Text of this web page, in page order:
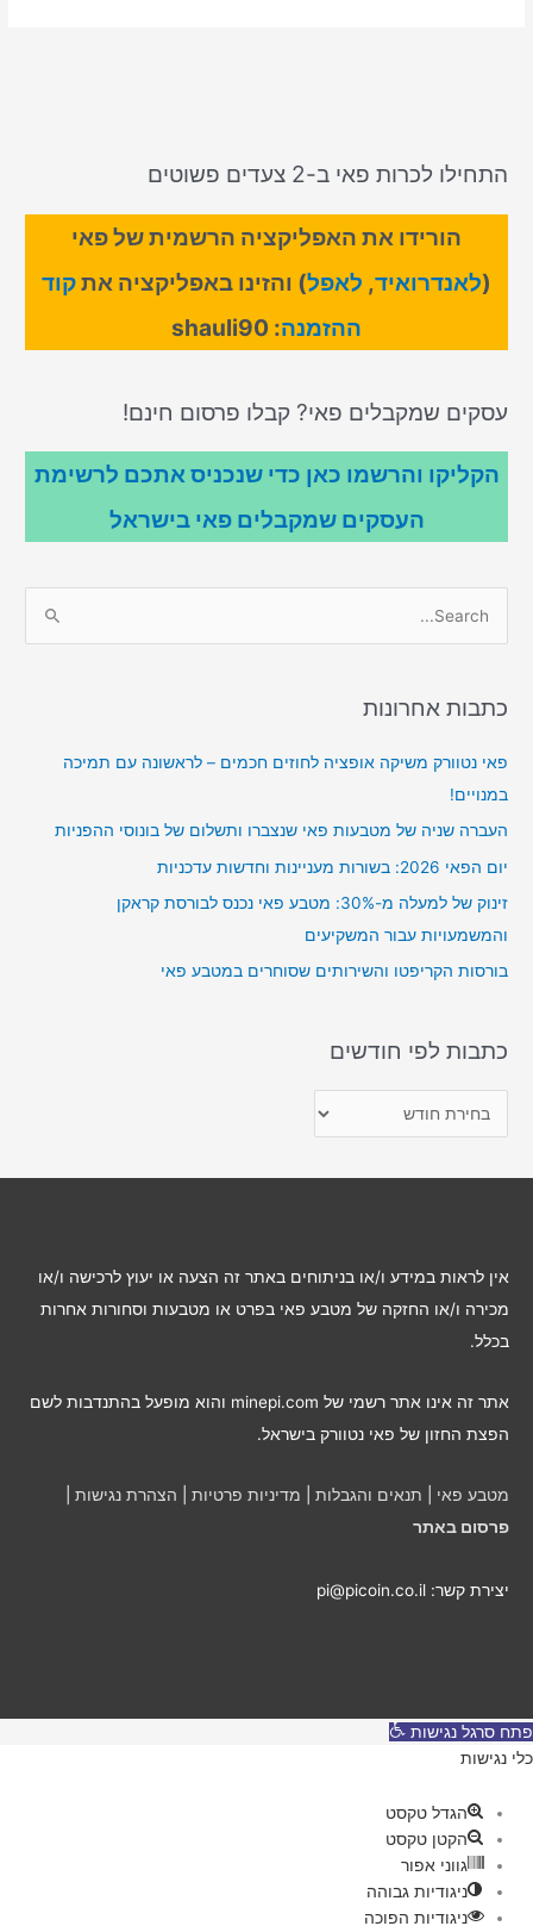
התחילו לכרות פאי ב-2 צעדים פשוטים
הורידו את האפליקציה הרשמית של פאי
(לאנדרואיד, לאפל) והזינו באפליקציה אתקוד
ההזמנה: shauli90
עסקים שמקבלים פאי? קבלו פרסום חינם!
הקליקו והרשמו כאן כדי שנכניס אתכם לרשימת
העסקים שמקבלים פאי בישראל
r
h
f
o
r
כתבות אחרונות
פאי נטוורק משיקה אופציה לחוזים חכמים – לראשונה עם תמיכה
במנויים!
העברה שניה של מטבעות פאי שנצברו ותשלום של בונוסי ההפניות
יום הפאי 2026: בשורות מעניינות וחדשות עדכניות
זינוק של למעלה מ-30%: מטבע פאי נכנס לבורסת קראקן
והמשמעויות עבור המשקיעים
בורסות הקריפטו והשירותים שסוחרים במטבע פאי
כתבות לפי חודשים
ת
י
ם
אין לראות במידע ו/או בניתוחים באתר זה הצעה או יעוץ לרכישה ו/או
מכירה ו/או החזקה של מטבע פאי בפרט או מטבעות וסחורות אחרות
בכלל.
אתר זה אינו אתר רשמי של minepi.com והוא מופעל בהתנדבות לשם
הפצת החזון של פאי נטוורק בישראל.
מטבע פאי תנאים והגבלות מדיניות פרטיות הצהרת נגישות
פרסום באתר
יצירת קשר: pi@picoin.co.il
פתח סרגל נגישות
כלי נגישות
הגדל טקסט
הקטן טקסט
גווני אפור
ניגודיות גבוהה
ניגודיות הפוכה